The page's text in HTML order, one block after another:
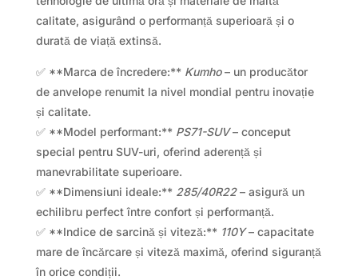
calitate, asigurând o performanță superioară și o
durată de viață extinsă.
✅ **Marca de încredere:** Kumho– un producător
de anvelope renumit la nivel mondial pentru inovație
și calitate.
✅ **Model performant:** PS71-SUV– conceput
special pentru SUV-uri, oferind aderență și
manevrabilitate superioare.
✅ **Dimensiuni ideale:** 285/40R22– asigură un
echilibru perfect între confort și performanță.
✅ **Indice de sarcină și viteză:** 110Y– capacitate
mare de încărcare și viteză maximă, oferind siguranță
în orice condiții.